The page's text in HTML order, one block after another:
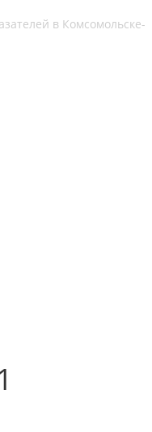
в Комсомольске-